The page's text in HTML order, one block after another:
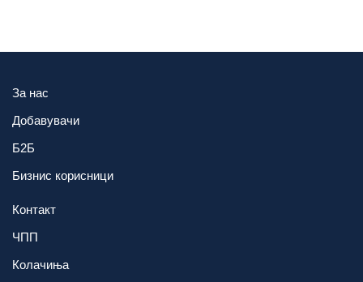
За нас
Добавувачи
Б2Б
Бизнис корисници
Контакт
ЧПП
Колачиња